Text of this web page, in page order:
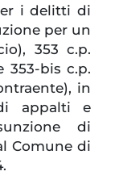
i delitti di
per un
353 c.p.
353-bis c.p.
in
appalti e
di
Comune di